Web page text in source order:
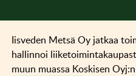
Iisveden Metsä Oy jatkaa
hallinnoi
muun muassa Koskisen